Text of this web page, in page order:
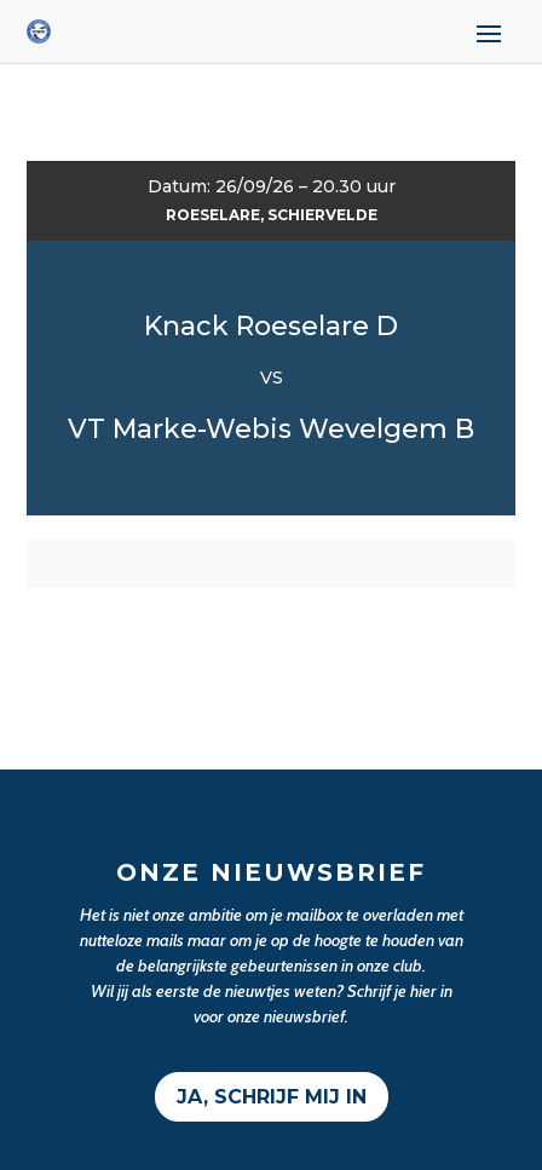
Datum: 26/09/26 – 20.30 uur
ROESELARE, SCHIERVELDE
Knack Roeselare D
VS
VT Marke-Webis Wevelgem B
ONZE NIEUWSBRIEF
Het is niet onze ambitie om je mailbox te overladen met
nutteloze mails maar om je op de hoogte te houden van
de belangrijkste gebeurtenissen in onze club.
Wil jij als eerste de nieuwtjes weten? Schrijf je hier in
voor onze nieuwsbrief.
JA, SCHRIJF MIJ IN